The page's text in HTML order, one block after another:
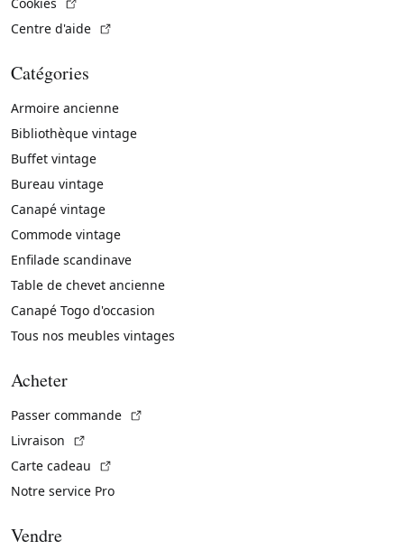
Centre d'aide
Catégories
Armoire ancienne
Bibliothèque vintage
Buffet vintage
Bureau vintage
Canapé vintage
Commode vintage
Enfilade scandinave
Table de chevet ancienne
Canapé Togo d'occasion
Tous nos meubles vintages
Acheter
Passer commande
Livraison
Carte cadeau
Notre service Pro
Vendre